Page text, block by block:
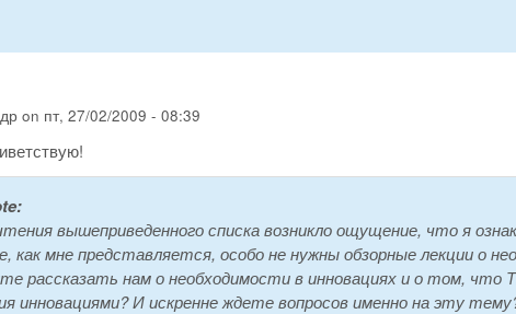
on пт, 27/02/2009 - 08:39
вышеприведенного списка возникло ощущение, что я
как мне представляется, особо не нужны обзорные лекции о
рассказать нам о необходимости в инновациях и о том,
инновациями? И искренне ждете вопросов именно на эту